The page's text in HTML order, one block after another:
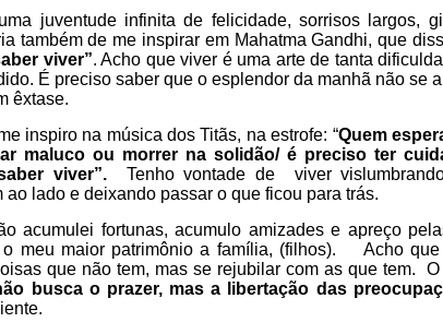
juventude infinita de felicidade, sorrisos largos,
também de me inspirar em Mahatma Gandhi, que
viver”. Acho que viver é uma arte de tanta
É preciso saber que o esplendor da manhã não se
êxtase.
inspiro na música dos Titãs, na estrofe: “Quem
maluco ou morrer na solidão/ é preciso ter
viver”.
Tenho vontade de viver
ao lado e deixando passar o que ficou para trás.
acumulei fortunas, acumulo amizades e apreço
o meu maior patrimônio a família, (filhos). Acho
que não tem, mas se rejubilar com as que tem.
busca o prazer, mas a libertação das